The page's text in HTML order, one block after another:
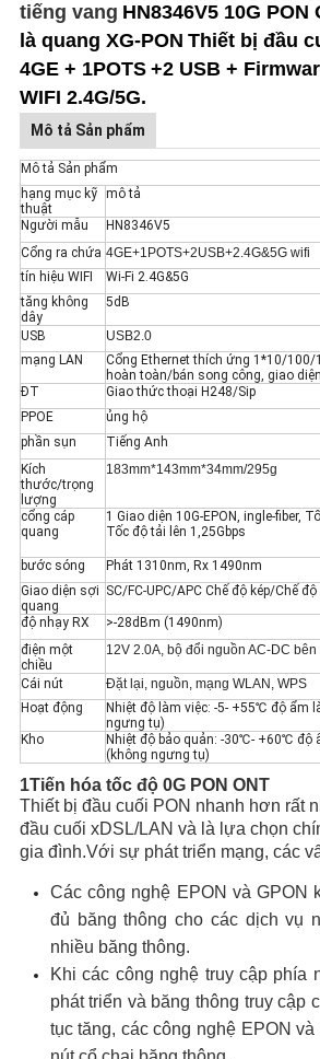
PRIVACY
POLICY
tiếng vang HN8346V5 10G PON
là quang XG-PON Thiết bị đầu
4GE + 1POTS +2 USB +
WIFI 2.4G/5G.
Mô tả Sản phẩm
Mô tả Sản phẩm
hạng mục kỹ
thuật
mô tả
Người mẫu
HN8346V5
Cổng ra chứa 4GE+1POTS+2USB+2.4G&5G wifi
tín hiệu WIFI
Wi-Fi 2.4G&5G
tăng không
dây
5dB
USB
USB2.0
mạng LAN
Cổng Ethernet thích ứng 1*10/100/
hoàn toàn/bán song công, giao
ĐT
Giao thức thoại H248/Sip
PPOE
ủng hộ
phần sụn
Tiếng Anh
Kích
thước/trọng
lượng
183mm*143mm*34mm/295g
cổng cáp
quang
1 Giao diện 10G-EPON, ingle-fiber,
Tốc độ tải lên 1,25Gbps
bước sóng
Phát 1310nm, Rx 1490nm
Giao diện sợi
quang
SC/FC-UPC/APC Chế độ kép/Chế
độ nhạy RX
>-28dBm (1490nm)
điện một
chiều
12V 2.0A, bộ đổi nguồn AC-DC bên
Cái nút
Đặt lại, nguồn, mạng WLAN, WPS
Hoạt động
Nhiệt độ làm việc: -5- +55℃ độ ẩm
ngưng tụ)
Kho
Nhiệt độ bảo quản: -30℃- +60℃ độ
(không ngưng tụ)
1Tiến hóa tốc độ 0G PON ONT
Thiết bị đầu cuối PON nhanh hơn rất
đầu cuối xDSL/LAN và là lựa chọn
gia đình.Với sự phát triển mạng, các
Các công nghệ EPON và GPON
đủ băng thông cho các dịch vụ
nhiều băng thông.
Khi các công nghệ truy cập phía
phát triển và băng thông truy cập
tục tăng, các công nghệ EPON